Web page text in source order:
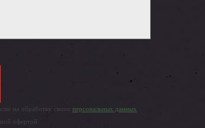
на обработку своих персональных данных
офертой.